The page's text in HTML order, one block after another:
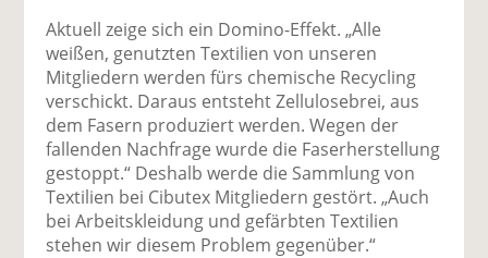
te
il
e
n
e
n
n
Aktuell zeige sich ein Domino-Effekt. „Alle
weißen, genutzten Textilien von unseren
Mitgliedern werden fürs chemische Recycling
verschickt. Daraus entsteht Zellulosebrei, aus
dem Fasern produziert werden. Wegen der
fallenden Nachfrage wurde die Faserherstellung
gestoppt.“ Deshalb werde die Sammlung von
Textilien bei Cibutex Mitgliedern gestört. „Auch
bei Arbeitskleidung und gefärbten Textilien
stehen wir diesem Problem gegenüber.“